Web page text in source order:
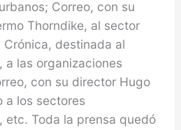
Correo, con su
Thorndike, al sector
destinada al
a las organizaciones
con su director Hugo
a los sectores
etc. Toda la prensa quedó